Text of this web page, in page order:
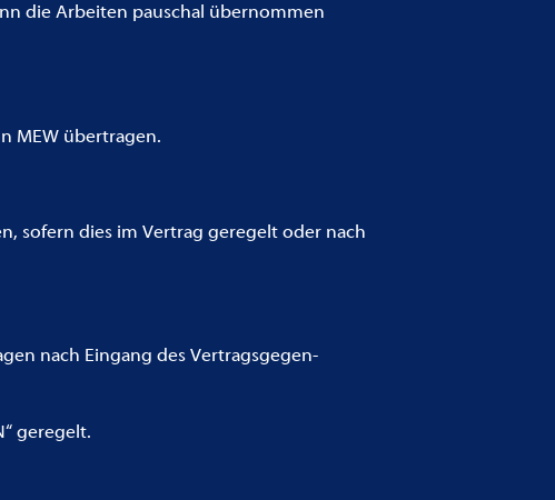
die Arbeiten pauschal übernommen
MEW übertragen.
sofern dies im Vertrag geregelt oder nach
nach Eingang des Vertragsgegen-
geregelt.